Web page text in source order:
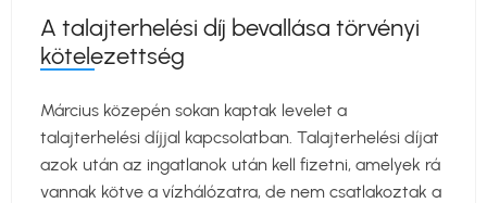
A talajterhelési díj bevallása törvényi
kötelezettség
Március közepén sokan kaptak levelet a
talajterhelési díjjal kapcsolatban. Talajterhelési díjat
azok után az ingatlanok után kell fizetni, amelyek rá
vannak kötve a vízhálózatra, de nem csatlakoztak a